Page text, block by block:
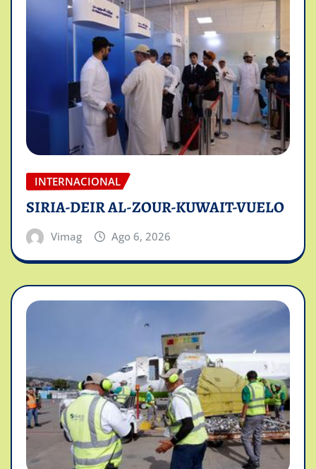
INTERNACIONAL
SIRIA-DEIR AL-ZOUR-KUWAIT-VUELO
Vimag Ago 6, 2026